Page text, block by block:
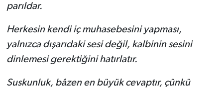
parıldar.
Herkesin kendi iç muhasebesini yapması,
yalnızca dışarıdaki sesi değil, kalbinin sesini
dinlemesi gerektiğini hatırlatır.
Suskunluk, bâzen en büyük cevaptır, çünkü